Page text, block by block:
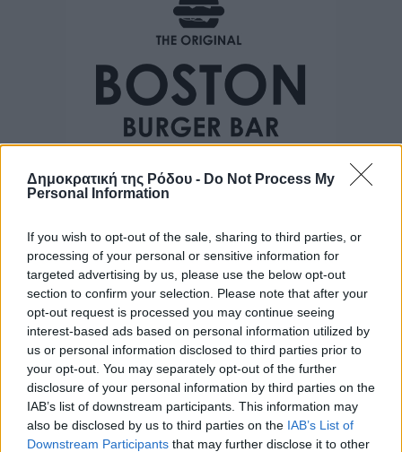
Δημοκρατική της Ρόδου - Do Not Process My
Personal Information
If you wish to opt-out of the sale, sharing to third parties, or
processing of your personal or sensitive information for
targeted advertising by us, please use the below opt-out
section to confirm your selection. Please note that after your
opt-out request is processed you may continue seeing
interest-based ads based on personal information utilized by
us or personal information disclosed to third parties prior to
your opt-out. You may separately opt-out of the further
disclosure of your personal information by third parties on the
IAB’s list of downstream participants. This information may
also be disclosed by us to third parties on the IAB’s List of
Downstream Participants that may further disclose it to other
Ροή ειδήσεων